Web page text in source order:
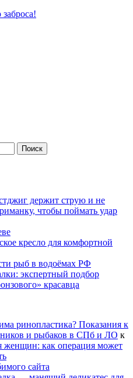
держит струю и не
чтобы поймать удар
кресло для комфортной
рыб в водоёмах РФ
экспертный подбор
красавца
ринопластика? Показания к
и рыбаков в СПб и ЛО к
женщин: как операция может
сайта